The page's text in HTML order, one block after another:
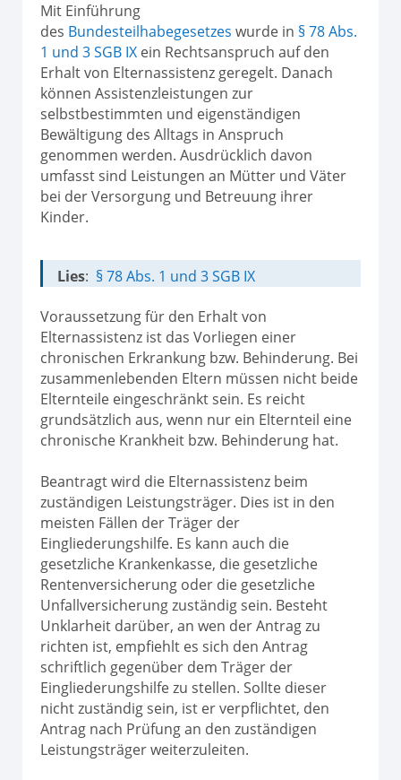
Mit Einführung
des Bundesteilhabegesetzes wurde in § 78 Abs.
1 und 3 SGB IX ein Rechtsanspruch auf den
Erhalt von Elternassistenz geregelt. Danach
können Assistenzleistungen zur
selbstbestimmten und eigenständigen
Bewältigung des Alltags in Anspruch
genommen werden. Ausdrücklich davon
umfasst sind Leistungen an Mütter und Väter
bei der Versorgung und Betreuung ihrer
Kinder.
Lies: § 78 Abs. 1 und 3 SGB IX
Voraussetzung für den Erhalt von
Elternassistenz ist das Vorliegen einer
chronischen Erkrankung bzw. Behinderung. Bei
zusammenlebenden Eltern müssen nicht beide
Elternteile eingeschränkt sein. Es reicht
grundsätzlich aus, wenn nur ein Elternteil eine
chronische Krankheit bzw. Behinderung hat.
Beantragt wird die Elternassistenz beim
zuständigen Leistungsträger. Dies ist in den
meisten Fällen der Träger der
Eingliederungshilfe. Es kann auch die
gesetzliche Krankenkasse, die gesetzliche
Rentenversicherung oder die gesetzliche
Unfallversicherung zuständig sein. Besteht
Unklarheit darüber, an wen der Antrag zu
richten ist, empfiehlt es sich den Antrag
schriftlich gegenüber dem Träger der
Eingliederungshilfe zu stellen. Sollte dieser
nicht zuständig sein, ist er verpflichtet, den
Antrag nach Prüfung an den zuständigen
Leistungsträger weiterzuleiten.